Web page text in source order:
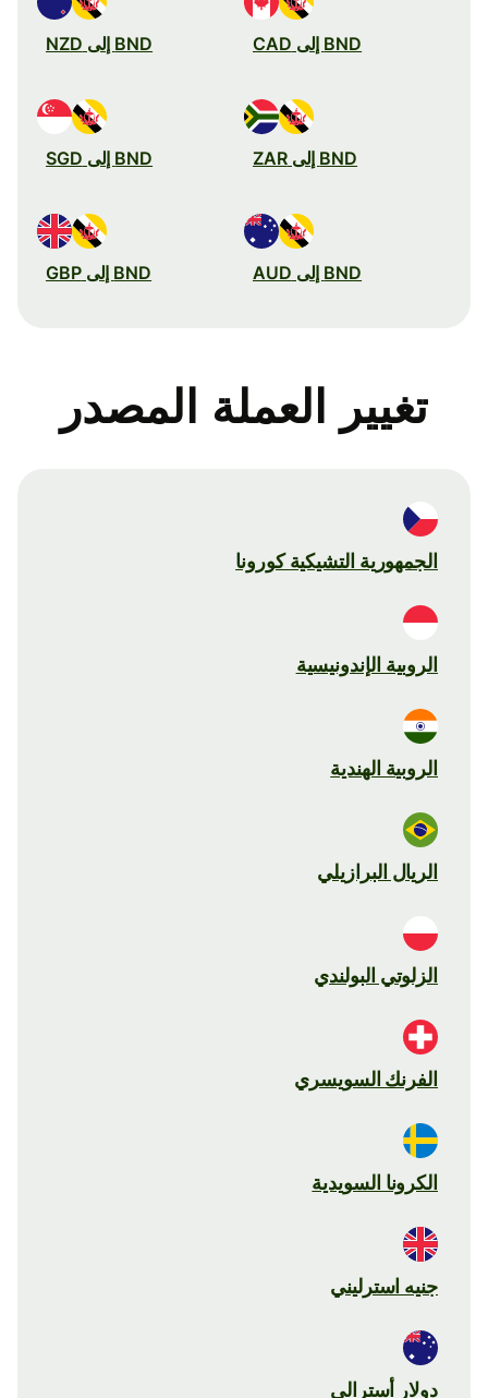
BND إلى CAD BND إلى NZD
BND إلى ZAR BND إلى SGD
BND إلى AUD BND إلى GBP
تغيير العملة المصدر
الجمهورية التشيكية كورونا
الروبية الإندونيسية
الروبية الهندية
الريال البرازيلي
الزلوتي البولندي
الفرنك السويسري
الكرونا السويدية
جنيه استرليني
دولار أسترالي